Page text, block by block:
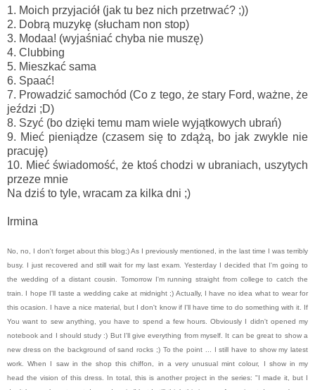
1. Moich przyjaciół (jak tu bez nich przetrwać? ;))
2. Dobrą muzykę (słucham non stop)
3. Modaa! (wyjaśniać chyba nie muszę)
4. Clubbing
5. Mieszkać sama
6. Spaać!
7. Prowadzić samochód (Co z tego, że stary Ford, ważne, że
jeździ ;D)
8. Szyć (bo dzięki temu mam wiele wyjątkowych ubrań)
9. Mieć pieniądze (czasem się to zdążą, bo jak zwykle nie
pracuję)
10. Mieć świadomość, że ktoś chodzi w ubraniach, uszytych
przeze mnie
Na dziś to tyle, wracam za kilka dni ;)
Irmina
No, no, I don't forget about this blog;)As I previously mentioned, in the last time I was terribly
busy. I just recovered and still wait for my last exam. Yesterday I decided that I'm going to
the wedding of a distant cousin. Tomorrow I'm running straight from college to catch the
train. I hope I'll taste a wedding cake at midnight ;) Actually, I have no idea what to wear for
this ocasion. I have a nice material, but I don't know if I'll have time to do something with it. If
You want to sew anything, you have to spend a few hours. Obviously I didn't opened my
notebook and I should study :) But I'll give everything from myself. It can be great to show a
new dress on the background of sand rocks ;) To the point ... I still have to show my latest
work. When I saw in the shop this chiffon, in a very unusual mint colour, I show in my
head the vision of this dress. In total, this is another project in the series: "I made it, but I